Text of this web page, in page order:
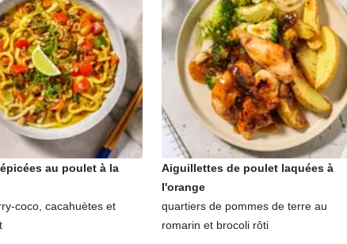
au poulet à la
coco, cacahuètes et
Aiguillettes de poulet laquées à
l'orange
quartiers de pommes de terre au
romarin et brocoli rôti